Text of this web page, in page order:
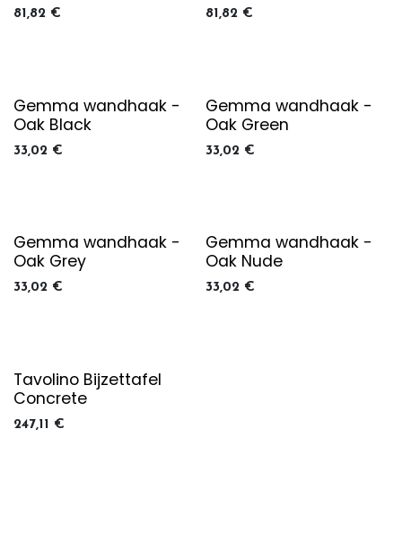
81,82 € 81,82€
Gemma wandhaak -
Oak Black
33,02 €
Gemma wandhaak -
Oak Green
33,02€
Gemma wandhaak -
Oak Grey
33,02 €
Gemma wandhaak -
Oak Nude
33,02€
Tavolino Bijzettafel
Concrete
247,11 €